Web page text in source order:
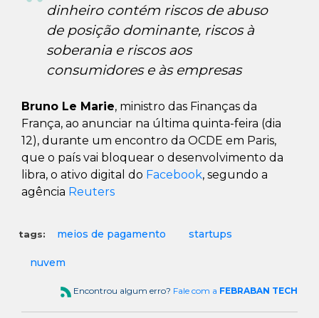
dinheiro contém riscos de abuso
de posição dominante, riscos à
soberania e riscos aos
consumidores e às empresas
Bruno Le Marie, ministro das Finanças da
França, ao anunciar na última quinta-feira (dia
12), durante um encontro da OCDE em Paris,
que o país vai bloquear o desenvolvimento da
libra, o ativo digital do Facebook, segundo a
agência Reuters
tags: meios de pagamento startups
nuvem
Encontrou algum erro? Fale com a FEBRABAN TECH